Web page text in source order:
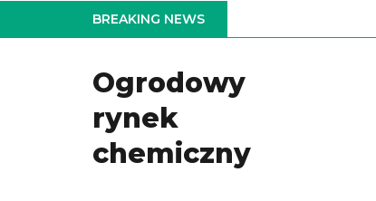
to
BREAKING NEWS
Ogrodowy
rynek
chemiczny